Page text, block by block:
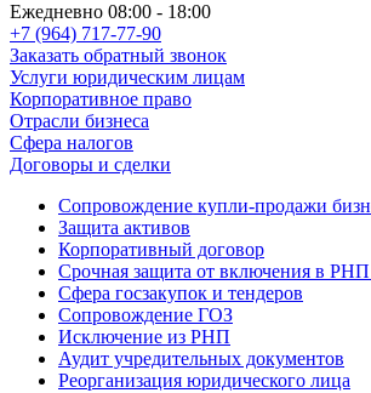
Ежедневно 08:00 - 18:00
+7 (964) 717-77-90
Заказать обратный звонок
Услуги юридическим лицам
Корпоративное право
Отрасли бизнеса
Сфера налогов
Договоры и сделки
Сопровождение купли-продажи
Защита активов
Корпоративный договор
Срочная защита от включения в
Сфера госзакупок и тендеров
Сопровождение ГОЗ
Исключение из РНП
Аудит учредительных документов
Реорганизация юридического лица